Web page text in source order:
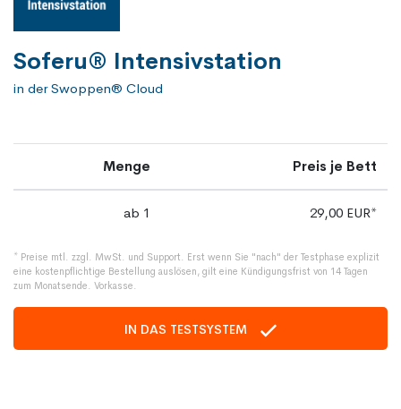
Soferu® Intensivstation
in der Swoppen® Cloud
Menge Preis je Bett
ab 1 29,00 EUR*
* Preise mtl. zzgl. MwSt. und Support. Erst wenn Sie "nach" der Testphase explizit
eine kostenpflichtige Bestellung auslösen, gilt eine Kündigungsfrist von 14 Tagen
zum Monatsende. Vorkasse.
IN DAS TESTSYSTEM